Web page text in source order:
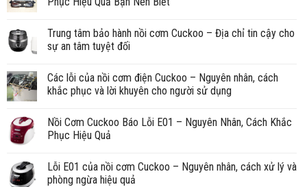
Trung tâm bảo hành nồi cơm Cuckoo – Địa chỉ tin cậy cho
sự an tâm tuyệt đối
Các lỗi của nồi cơm điện Cuckoo – Nguyên nhân, cách
khắc phục và lời khuyên cho người sử dụng
Nồi Cơm Cuckoo Báo Lỗi E01 – Nguyên Nhân, Cách Khắc
Phục Hiệu Quả
Lỗi E01 của nồi cơm Cuckoo – Nguyên nhân, cách xử lý và
phòng ngừa hiệu quả